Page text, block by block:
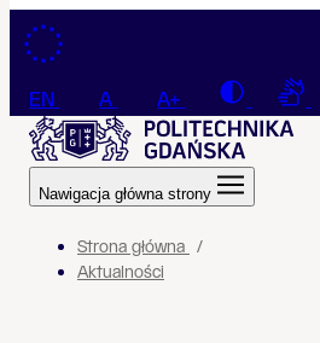
Przejdź do treści
EN A A+ Contrast
Nawigacja główna strony
Strona główna
Aktualności